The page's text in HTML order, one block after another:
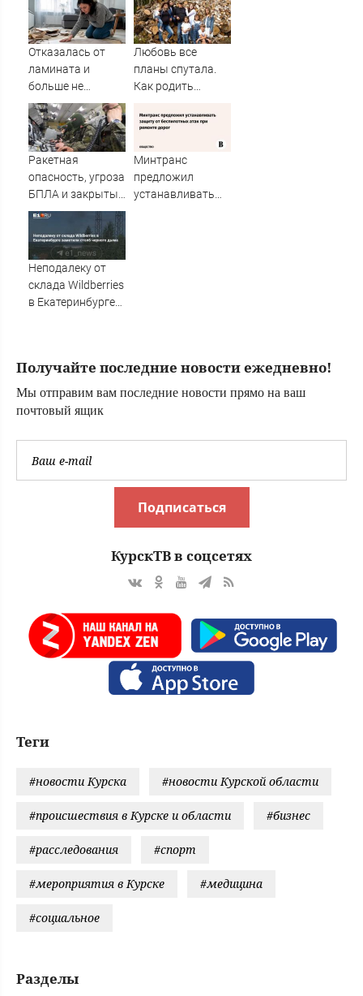
нишләргә?
Отказалась от
ламината и
больше не
вернусь к
линолеуму:
выбрал этот пол
для ремонта -
красиво и
практично
Любовь все
планы спутала.
Как родить
ждать девятого
Ракетная
опасность, угроза
БПЛА и закрытые
аэропорты.
регионам России
к этому часу
Минтранс
предложил
устанавливать
Неподалеку от
склада Wildberries
в Екатеринбурге
Получайте последние новости ежедневно!
Мы отправим вам последние новости прямо на ваш
почтовый ящик
Подписаться
КурскТВ в соцсетях
Теги
#новости Курска #новости Курской области
#происшествия в Курске и области #бизнес
#расследования #спорт
#мероприятия в Курске #медицина
#социальное
Разделы